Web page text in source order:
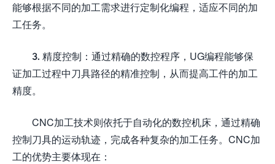
能够根据不同的加工需求进行定制化编程，适应不同的加
工任务。
3. 精度控制：通过精确的数控程序，UG编程能够保
证加工过程中刀具路径的精准控制，从而提高工件的加工
精度。
CNC加工技术则依托于自动化的数控机床，通过精确
控制刀具的运动轨迹，完成各种复杂的加工任务。CNC加
工的优势主要体现在：